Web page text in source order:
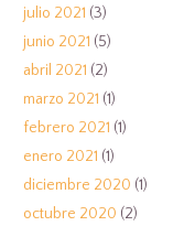
julio 2021 (3)
junio 2021 (5)
abril 2021 (2)
marzo 2021 (1)
febrero 2021 (1)
enero 2021 (1)
diciembre 2020 (1)
octubre 2020 (2)